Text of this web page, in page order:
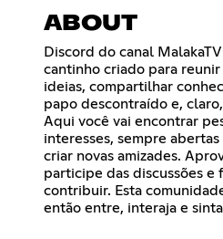
ABOUT
Discord do canal
cantinho criado para
ideias, compartilhar
papo descontraído e,
Aqui você vai encontrar
interesses, sempre abertas
criar novas amizades.
participe das discussões e
contribuir. Esta
então entre, interaja e